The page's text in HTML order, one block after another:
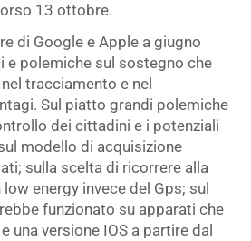
13 ottobre.
di Google e Apple a giugno
e polemiche sul sostegno che
tracciamento e nel
Sul piatto grandi polemiche
dei cittadini e i potenziali
modello di acquisizione
sulla scelta di ricorrere alla
energy invece del Gps; sul
funzionato su apparati che
una versione IOS a partire dal